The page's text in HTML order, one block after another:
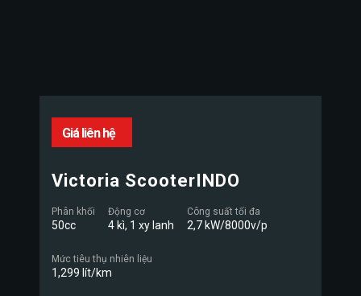
Giá liên hệ
Victoria ScooterINDO
Phân khối
50cc
Động cơ
4 kì, 1 xy lanh
Công suất tối đa
2,7 kW/8000v/p
Mức tiêu thụ nhiên liệu
1,299 lít/km